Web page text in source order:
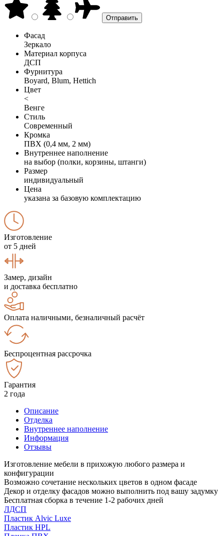
Фасад
Зеркало
Материал корпуса
ДСП
Фурнитура
Boyard, Blum, Hettich
Цвет
<
Венге
Стиль
Современный
Кромка
ПВХ (0,4 мм, 2 мм)
Внутреннее наполнение
на выбор (полки, корзины, штанги)
Размер
индивидуальный
Цена
указана за базовую комплектацию
Изготовление
от 5 дней
Замер, дизайн
и доставка бесплатно
Оплата наличными, безналичный расчёт
Беспроцентная рассрочка
Гарантия
2 года
Описание
Отделка
Внутреннее наполнение
Информация
Отзывы
Изготовление мебели в прихожую любого размера и
конфигурации
Возможно сочетание нескольких цветов в одном фасаде
Декор и отделку фасадов можно выполнить под вашу задумку
Бесплатная сборка в течение 1-2 рабочих дней
ЛДСП
Пластик Alvic Luxe
Пластик HPL